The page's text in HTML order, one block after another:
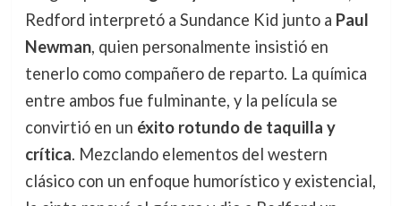
Redford interpretó a Sundance Kid junto a Paul
Newman, quien personalmente insistió en
tenerlo como compañero de reparto. La química
entre ambos fue fulminante, y la película se
convirtió en un éxito rotundo de taquilla y
crítica. Mezclando elementos del western
clásico con un enfoque humorístico y existencial,